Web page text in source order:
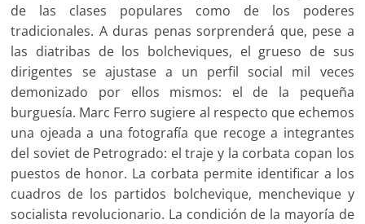
de las clases populares como de los poderes
tradicionales. A duras penas sorprenderá que, pese a
las diatribas de los bolcheviques, el grueso de sus
dirigentes se ajustase a un perfil social mil veces
demonizado por ellos mismos: el de la pequeña
burguesía. Marc Ferro sugiere al respecto que echemos
una ojeada a una fotografía que recoge a integrantes
del soviet de Petrogrado: el traje y la corbata copan los
puestos de honor. La corbata permite identificar a los
cuadros de los partidos bolchevique, menchevique y
socialista revolucionario. La condición de la mayoría de